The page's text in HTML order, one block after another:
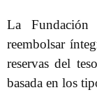
La
reembolsar
reservas del
basada en los